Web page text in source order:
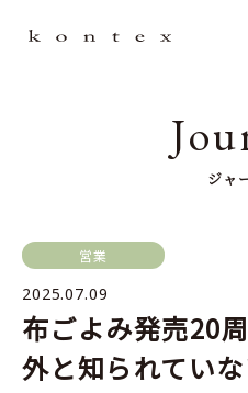
ジャ
営業
2025.07.09
布ごよみ発売20
外と知られていな